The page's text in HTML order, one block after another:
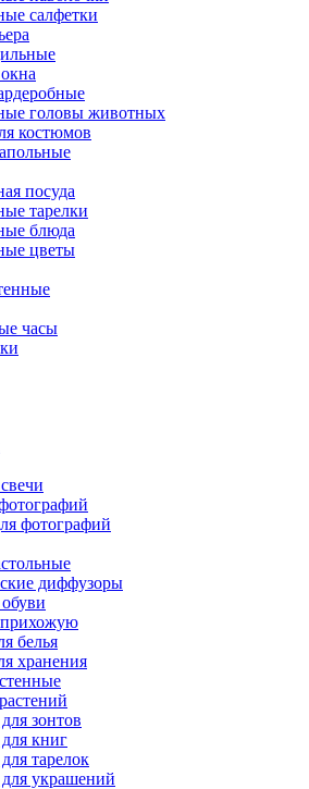
салфетки
головы животных
костюмов
посуда
тарелки
блюда
цветы
часы
фотографий
диффузоры
белья
хранения
зонтов
книг
тарелок
украшений